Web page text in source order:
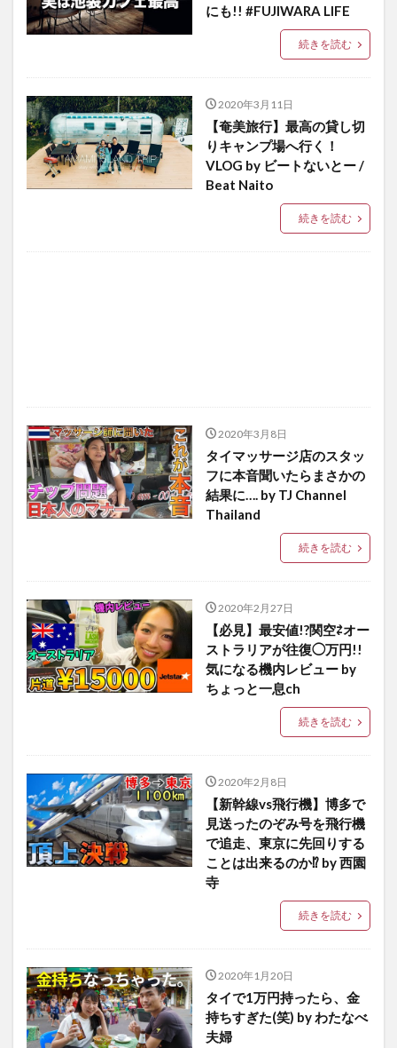
にも!! #FUJIWARA LIFE
続きを読む
2020年3月11日
【奄美旅行】最高の貸し切
りキャンプ場へ行く！
VLOG by ビートないとー /
Beat Naito
続きを読む
2020年3月8日
タイマッサージ店のスタッ
フに本音聞いたらまさかの
結果に…. by TJ Channel
Thailand
続きを読む
2020年2月27日
【必見】最安値!?関空⇄オー
ストラリアが往復◯万円!!
気になる機内レビュー by
ちょっと一息ch
続きを読む
2020年2月8日
【新幹線vs飛行機】博多で
見送ったのぞみ号を飛行機
で追走、東京に先回りする
ことは出来るのか⁉ by 西園
寺
続きを読む
2020年1月20日
タイで1万円持ったら、金
持ちすぎた(笑) by わたなべ
夫婦